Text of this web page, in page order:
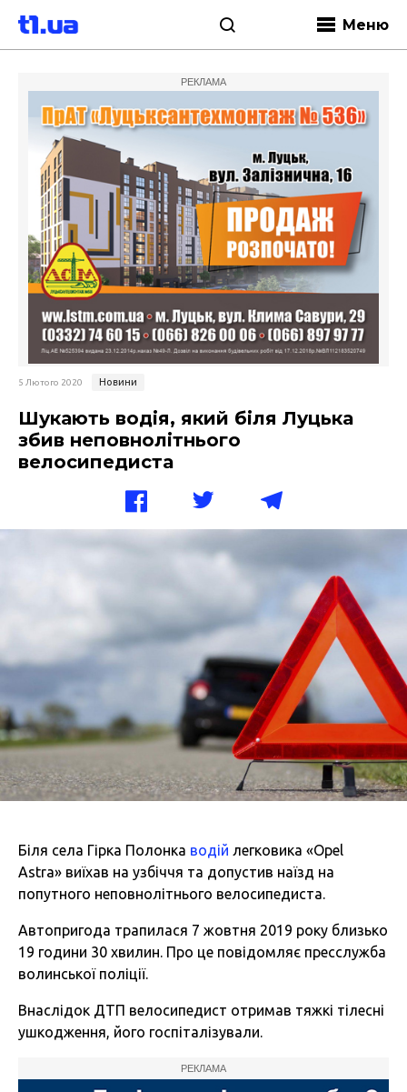
Меню
РЕКЛАМА
5 Лютого 2020 Новини
Шукають водія, який біля Луцька
збив неповнолітнього
велосипедиста
Біля села Гірка Полонка водій легковика «Opel
Astra» виїхав на узбіччя та допустив наїзд на
попутного неповнолітнього велосипедиста.
Автопригода трапилася 7 жовтня 2019 року близько
19 години 30 хвилин. Про це повідомляє пресслужба
волинської поліції.
Внаслідок ДТП велосипедист отримав тяжкі тілесні
ушкодження, його госпіталізували.
РЕКЛАМА